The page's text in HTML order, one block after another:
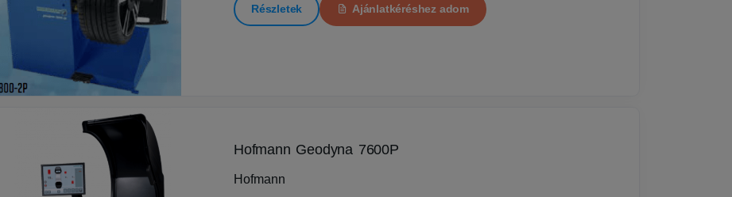
Részletek Ajánlatkéréshez adom
Hofmann Geodyna 7600P
Hofmann